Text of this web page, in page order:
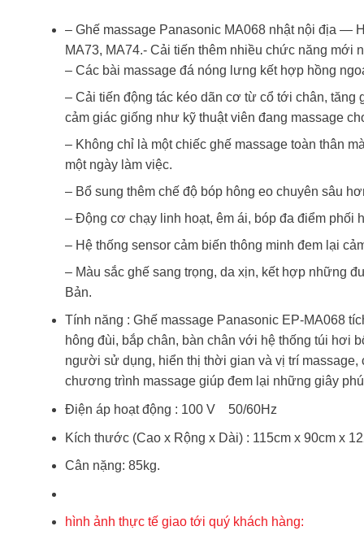
– Ghế massage Panasonic MA068 nhật nội địa —
MA73, MA74.- Cải tiến thêm nhiều chức năng mới
– Các bài massage đá nóng lưng kết hợp hồng
– Cải tiến động tác kéo dãn cơ từ cổ tới chân,
cảm giác giống như kỹ thuật viên đang massage
– Không chỉ là một chiếc ghế massage toàn thân
một ngày làm việc.
– Bổ sung thêm chế độ bóp hông eo chuyên sâu
– Động cơ chạy linh hoạt, êm ái, bóp đa điểm phối
– Hệ thống sensor cảm biến thông minh đem lại
– Màu sắc ghế sang trọng, da xịn, kết hợp những
Bản.
Tính năng : Ghế massage Panasonic EP-MA068
hông đùi, bắp chân, bàn chân với hệ thống túi hơi
người sử dụng, hiển thị thời gian và vị trí
chương trình massage giúp đem lại những giây
Điện áp hoạt động : 100 V 50/60Hz
Kích thước (Cao x Rộng x Dài) : 115cm x 90cm x
Cân nặng: 85kg.
hình ảnh thực tế giao tới quý khách hàng: